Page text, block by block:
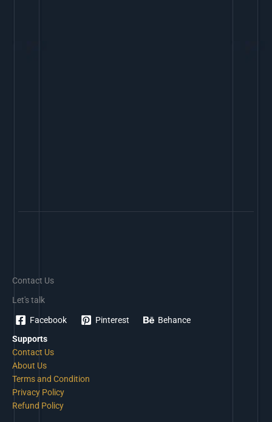
Contact Us
Let's talk
Facebook Pinterest
Behance
Supports
Contact Us
About Us
Terms and Condition
Privacy Policy
Refund Policy